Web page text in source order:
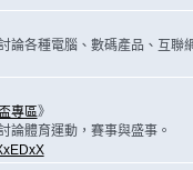
論各種電腦、數碼產品、互聯
專區》
論體育運動，賽事與盛事。